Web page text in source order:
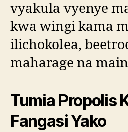
vyakula vyenye
kwa wingi kama
ilichokolea,
maharage na
Tumia Propolis
Fangasi Yako